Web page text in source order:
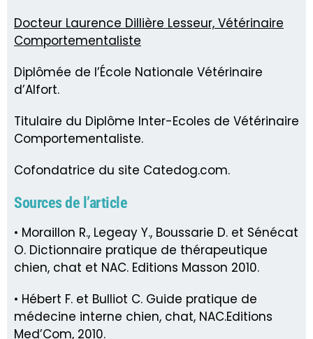
Docteur Laurence Dillière Lesseur, Vétérinaire
Comportementaliste
Diplômée de l’École Nationale Vétérinaire
d’Alfort.
Titulaire du Diplôme Inter-Ecoles de Vétérinaire
Comportementaliste.
Cofondatrice du site Catedog.com.
Sources de l’article
• Moraillon R., Legeay Y., Boussarie D. et Sénécat
O. Dictionnaire pratique de thérapeutique
chien, chat et NAC. Editions Masson 2010.
• Hébert F. et Bulliot C. Guide pratique de
médecine interne chien, chat, NAC.Editions
Med’Com, 2010.